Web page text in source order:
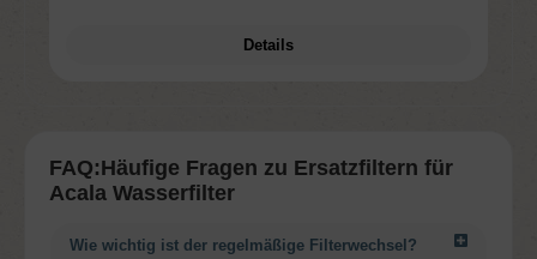
Details
FAQ:Häufige Fragen zu Ersatzfiltern für
Acala Wasserfilter
Wie wichtig ist der regelmäßige Filterwechsel?